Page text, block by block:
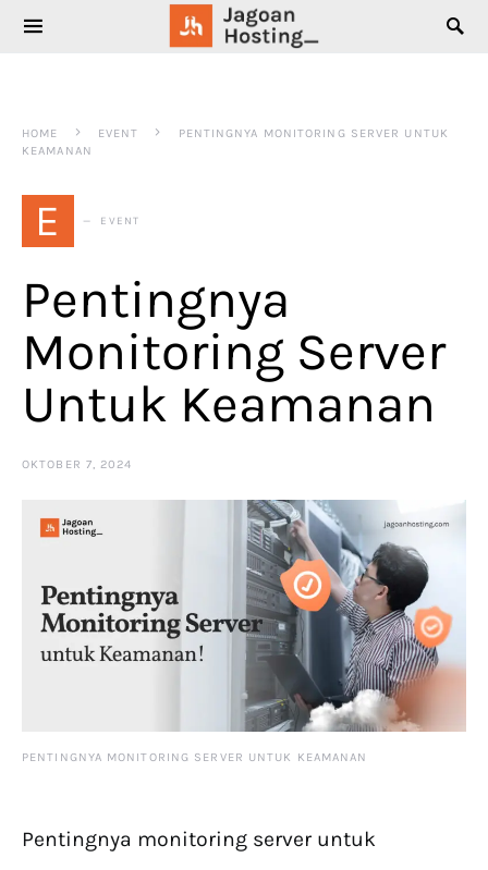
SEARCH FOR:
HOME EVENT
PENTINGNYA MONITORING SERVER UNTUK
KEAMANAN
E EVENT
Pentingnya
Monitoring Server
Untuk Keamanan
OKTOBER 7, 2024
PENTINGNYA MONITORING SERVER UNTUK KEAMANAN
Pentingnya monitoring server untuk